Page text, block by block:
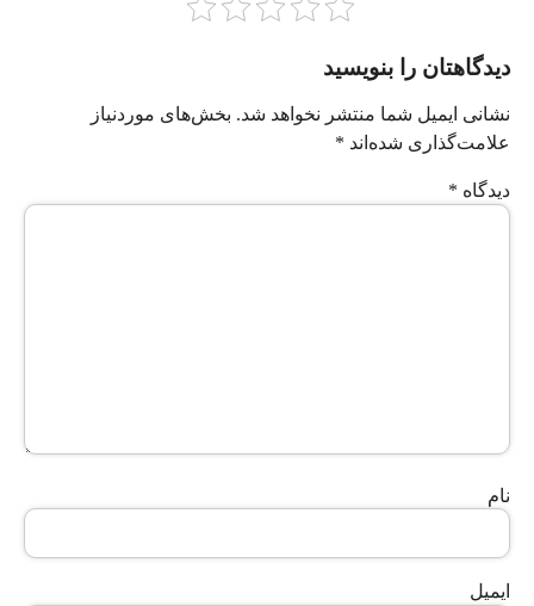
دیدگاهتان را بنویسید
نشانی ایمیل شما منتشر نخواهد شد. بخش‌های موردنیاز
علامت‌گذاری شده‌اند *
دیدگاه *
نام
ایمیل